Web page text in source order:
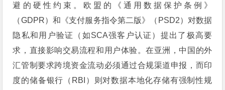
避的硬性约束。欧盟的《通用数据保护条例》
（GDPR）和《支付服务指令第二版》（PSD2）对数据
隐私和用户验证（如SCA强客户认证）提出了极高要
求，直接影响交易流程和用户体验。在亚洲，中国的外
汇管制要求跨境资金流动必须通过合规渠道申报，而印
度的储备银行（RBI）则对数据本地化存储有强制性规